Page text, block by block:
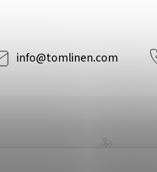
info@tomlinen.com